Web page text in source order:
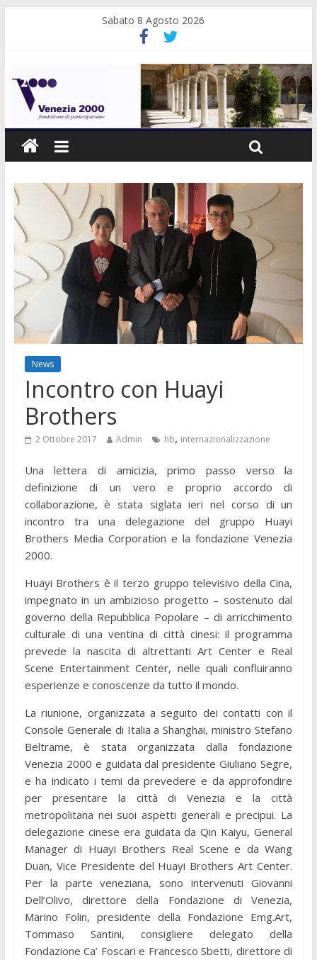
Sabato 8 Agosto 2026
News
Incontro con Huayi
Brothers
2 Ottobre 2017 Admin hb, internazionalizzazione
Una lettera di amicizia, primo passo verso la
definizione di un vero e proprio accordo di
collaborazione, è stata siglata ieri nel corso di un
incontro tra una delegazione del gruppo Huayi
Brothers Media Corporation e la fondazione Venezia
2000.
Huayi Brothers è il terzo gruppo televisivo della Cina,
impegnato in un ambizioso progetto – sostenuto dal
governo della Repubblica Popolare – di arricchimento
culturale di una ventina di città cinesi: il programma
prevede la nascita di altrettanti Art Center e Real
Scene Entertainment Center, nelle quali confluiranno
esperienze e conoscenze da tutto il mondo.
La riunione, organizzata a seguito dei contatti con il
Console Generale di Italia a Shanghai, ministro Stefano
Beltrame, è stata organizzata dalla fondazione
Venezia 2000 e guidata dal presidente Giuliano Segre,
e ha indicato i temi da prevedere e da approfondire
per presentare la città di Venezia e la città
metropolitana nei suoi aspetti generali e precipui. La
delegazione cinese era guidata da Qin Kaiyu, General
Manager di Huayi Brothers Real Scene e da Wang
Duan, Vice Presidente del Huayi Brothers Art Center.
Per la parte veneziana, sono intervenuti Giovanni
Dell’Olivo, direttore della Fondazione di Venezia,
Marino Folin, presidente della Fondazione Emg.Art,
Tommaso Santini, consigliere delegato della
Fondazione Ca’ Foscari e Francesco Sbetti, direttore di